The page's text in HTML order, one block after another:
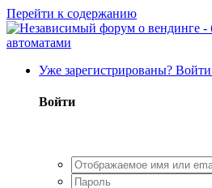
Перейти к содержанию
Уже зарегистрированы? Войти
Войти